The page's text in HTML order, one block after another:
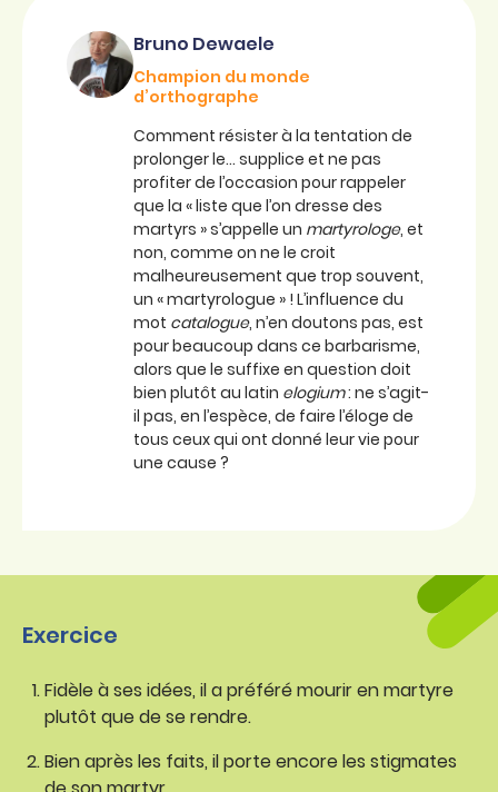
Bruno Dewaele
Champion du monde
d’orthographe
Comment résister à la tentation de
prolonger le… supplice et ne pas
profiter de l’occasion pour rappeler
que la « liste que l’on dresse des
martyrs » s’appelle un martyrologe, et
non, comme on ne le croit
malheureusement que trop souvent,
un « martyrologue » ! L’influence du
mot catalogue, n’en doutons pas, est
pour beaucoup dans ce barbarisme,
alors que le suffixe en question doit
bien plutôt au latin elogium: ne s’agit-
il pas, en l’espèce, de faire l’éloge de
tous ceux qui ont donné leur vie pour
une cause ?
Exercice
Fidèle à ses idées, il a préféré mourir en martyre
plutôt que de se rendre.
Bien après les faits, il porte encore les stigmates